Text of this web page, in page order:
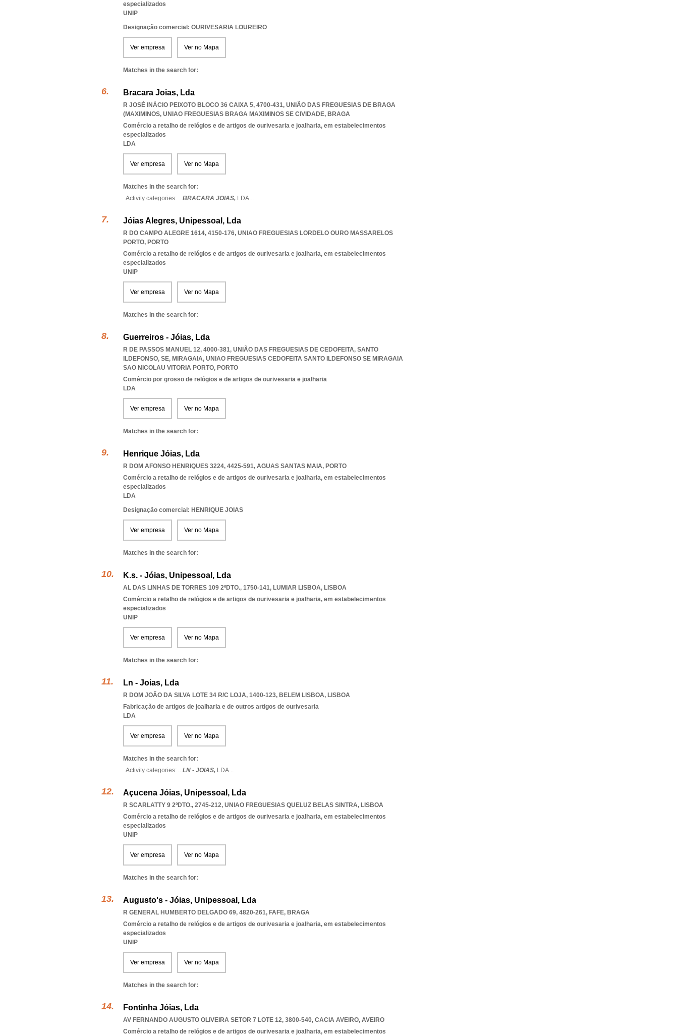
especializados
UNIP
Designação comercial: OURIVESARIA LOUREIRO
Ver empresa Ver no Mapa
Matches in the search for:
Bracara Joias, Lda
R JOSÉ INÁCIO PEIXOTO BLOCO 36 CAIXA 5, 4700-431, UNIÃO DAS FREGUESIAS DE BRAGA
(MAXIMINOS, UNIAO FREGUESIAS BRAGA MAXIMINOS SE CIVIDADE, BRAGA
Comércio a retalho de relógios e de artigos de ourivesaria e joalharia, em estabelecimentos
especializados
LDA
Ver empresa Ver no Mapa
Matches in the search for:
Activity categories: ...BRACARA JOIAS, LDA...
Jóias Alegres, Unipessoal, Lda
R DO CAMPO ALEGRE 1614, 4150-176, UNIAO FREGUESIAS LORDELO OURO MASSARELOS
PORTO, PORTO
Comércio a retalho de relógios e de artigos de ourivesaria e joalharia, em estabelecimentos
especializados
UNIP
Ver empresa Ver no Mapa
Matches in the search for:
Guerreiros - Jóias, Lda
R DE PASSOS MANUEL 12, 4000-381, UNIÃO DAS FREGUESIAS DE CEDOFEITA, SANTO
ILDEFONSO, SE, MIRAGAIA, UNIAO FREGUESIAS CEDOFEITA SANTO ILDEFONSO SE MIRAGAIA
SAO NICOLAU VITORIA PORTO, PORTO
Comércio por grosso de relógios e de artigos de ourivesaria e joalharia
LDA
Ver empresa Ver no Mapa
Matches in the search for:
Henrique Jóias, Lda
R DOM AFONSO HENRIQUES 3224, 4425-591, AGUAS SANTAS MAIA, PORTO
Comércio a retalho de relógios e de artigos de ourivesaria e joalharia, em estabelecimentos
especializados
LDA
Designação comercial: HENRIQUE JOIAS
Ver empresa Ver no Mapa
Matches in the search for:
K.s. - Jóias, Unipessoal, Lda
AL DAS LINHAS DE TORRES 109 2ºDTO., 1750-141, LUMIAR LISBOA, LISBOA
Comércio a retalho de relógios e de artigos de ourivesaria e joalharia, em estabelecimentos
especializados
UNIP
Ver empresa Ver no Mapa
Matches in the search for:
Ln - Joias, Lda
R DOM JOÃO DA SILVA LOTE 34 R/C LOJA, 1400-123, BELEM LISBOA, LISBOA
Fabricação de artigos de joalharia e de outros artigos de ourivesaria
LDA
Ver empresa Ver no Mapa
Matches in the search for:
Activity categories: ...LN - JOIAS, LDA...
Açucena Jóias, Unipessoal, Lda
R SCARLATTY 9 2ºDTO., 2745-212, UNIAO FREGUESIAS QUELUZ BELAS SINTRA, LISBOA
Comércio a retalho de relógios e de artigos de ourivesaria e joalharia, em estabelecimentos
especializados
UNIP
Ver empresa Ver no Mapa
Matches in the search for:
Augusto's - Jóias, Unipessoal, Lda
R GENERAL HUMBERTO DELGADO 69, 4820-261, FAFE, BRAGA
Comércio a retalho de relógios e de artigos de ourivesaria e joalharia, em estabelecimentos
especializados
UNIP
Ver empresa Ver no Mapa
Matches in the search for:
Fontinha Jóias, Lda
AV FERNANDO AUGUSTO OLIVEIRA SETOR 7 LOTE 12, 3800-540, CACIA AVEIRO, AVEIRO
Comércio a retalho de relógios e de artigos de ourivesaria e joalharia, em estabelecimentos